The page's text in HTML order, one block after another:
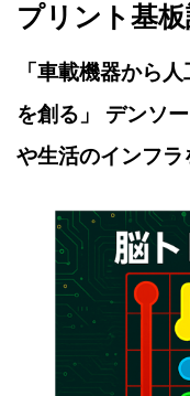
プリント基
「車載機器から
を創る」 デンソ
や生活のインフラ